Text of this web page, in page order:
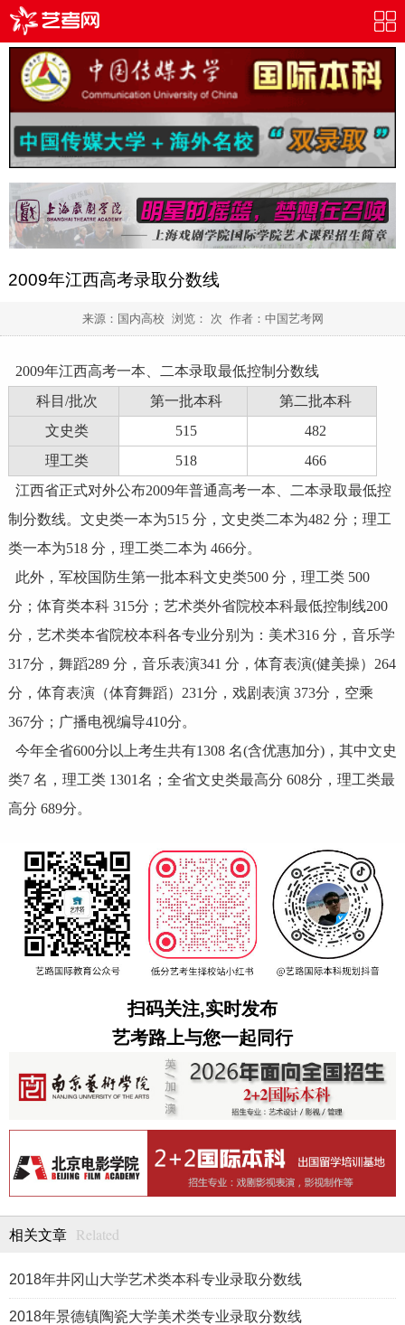
2009年江西高考录取分数线
来源：国内高校 浏览： 次 作者： 中国艺考网
2009年江西高考一本、二本录取最低控制分数线
科目/批次
第一批本科
第二批本科
文史类
515
482
理工类
518
466
江西省正式对外公布2009年普通高考一本、二本录取最低控
制分数线。文史类一本为515 分，文史类二本为482 分；理工
类一本为518 分，理工类二本为 466分。
此外，军校国防生第一批本科文史类500 分，理工类 500
分；体育类本科 315分；艺术类外省院校本科最低控制线200
分，艺术类本省院校本科各专业分别为：美术316 分，音乐学
317分，舞蹈289 分，音乐表演341 分，体育表演(健美操）264
分，体育表演（体育舞蹈）231分，戏剧表演 373分，空乘
367分；广播电视编导410分。
今年全省600分以上考生共有1308 名(含优惠加分)，其中文史
类7 名，理工类 1301名；全省文史类最高分 608分，理工类最
高分 689分。
扫码关注,实时发布
艺考路上与您一起同行
相关文章 Related
2018年井冈山大学艺术类本科专业录取分数线
2018年景德镇陶瓷大学美术类专业录取分数线